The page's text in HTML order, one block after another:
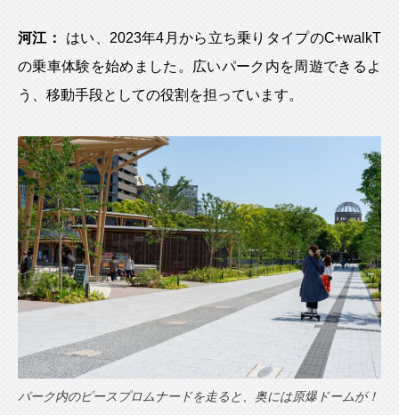
河江：
はい、2023年4月から立ち乗りタイプのC+walkT
の乗車体験を始めました。広いパーク内を周遊できるよ
う、移動手段としての役割を担っています。
パーク内のピースプロムナードを走ると、奥には原爆ドームが！